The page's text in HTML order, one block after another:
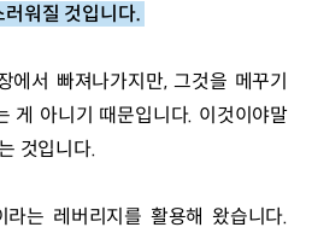
워질 것입니다.
에서 빠져나가지만, 그것을 메꾸기
게 아니기 때문입니다. 이것이야말
것입니다.
라는 레버리지를 활용해 왔습니다.